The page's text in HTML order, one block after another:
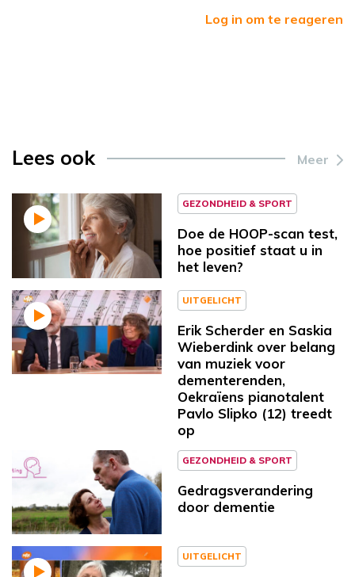
Log in om te reageren
Lees ook Meer
GEZONDHEID & SPORT
Doe de HOOP-scan test,
hoe positief staat u in
het leven?
UITGELICHT
Erik Scherder en Saskia
Wieberdink over belang
van muziek voor
dementerenden,
Oekraïens pianotalent
Pavlo Slipko (12) treedt
op
GEZONDHEID & SPORT
Gedragsverandering
door dementie
UITGELICHT